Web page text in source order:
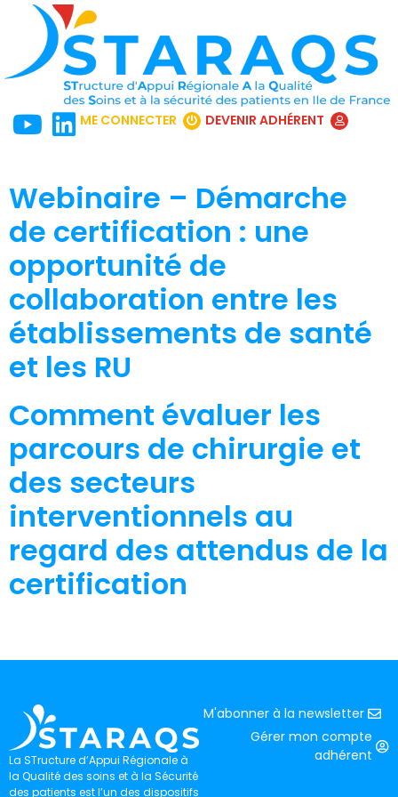
ME CONNECTER DEVENIR ADHÉRENT
Webinaire – Démarche
de certification : une
opportunité de
collaboration entre les
établissements de santé
et les RU
Comment évaluer les
parcours de chirurgie et
des secteurs
interventionnels au
regard des attendus de la
certification
La STructure d’Appui Régionale à
la Qualité des soins et à la Sécurité
des patients est l’un des dispositifs
M'abonner à la newsletter
Gérer mon compte
adhérent